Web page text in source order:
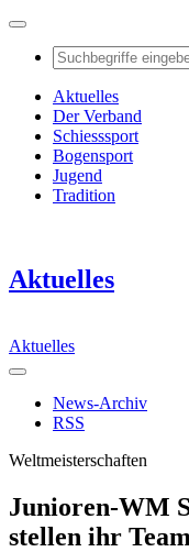
Aktuelles
Der Verband
Schiesssport
Bogensport
Jugend
Tradition
Aktuelles
Aktuelles
News-Archiv
RSS
Weltmeisterschaften
Junioren-WM
stellen ihr